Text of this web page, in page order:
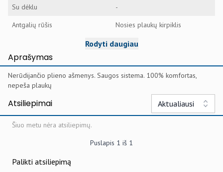
Su dėklu
-
Antgalių rūšis
Nosies plaukų kirpiklis
Rodyti daugiau
Aprašymas
Nerūdijančio plieno ašmenys. Saugos sistema. 100% komfortas,
nepeša plaukų
Atsiliepimai Aktualiausi
Šiuo metu nėra atsiliepimų.
Puslapis 1 iš 1
Palikti atsiliepimą